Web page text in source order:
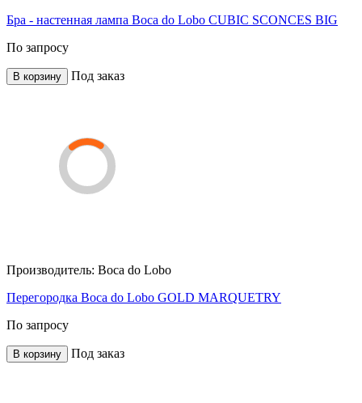
Бра - настенная лампа Boca do Lobo CUBIC SCONCES BIG
По запросу
В корзину Под заказ
Производитель: Boca do Lobo
Перегородка Boca do Lobo GOLD MARQUETRY
По запросу
В корзину Под заказ